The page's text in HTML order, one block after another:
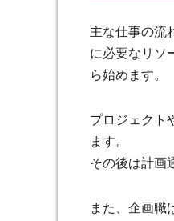
主な仕事の流
に必要なリソ
ら始めます。
プロジェクト
ます。
その後は計画
また、企画職